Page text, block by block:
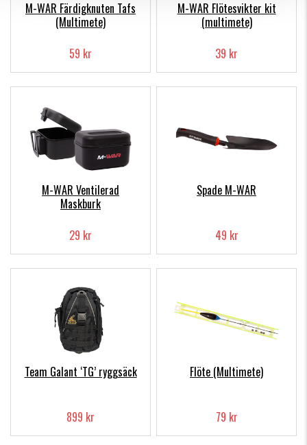
M-WAR Färdigknuten Tafs
(Multimete)
59 kr
M-WAR Flötesvikter kit
(multimete)
39 kr
M-WAR Ventilerad
Maskburk
29 kr
Spade M-WAR
49 kr
Team Galant ‘TG’ ryggsäck
899 kr
Flöte (Multimete)
79 kr